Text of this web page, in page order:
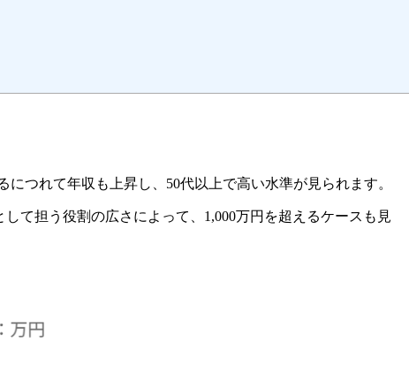
つれて年収も上昇し、50代以上で高い水準が見られます。
て担う役割の広さによって、1,000万円を超えるケースも見